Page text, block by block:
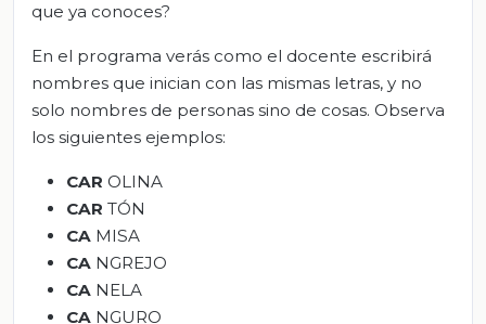
que ya conoces?
En el programa verás como el docente escribirá
nombres que inician con las mismas letras, y no
solo nombres de personas sino de cosas. Observa
los siguientes ejemplos:
CAR OLINA
CAR TÓN
CA MISA
CA NGREJO
CA NELA
CA NGURO